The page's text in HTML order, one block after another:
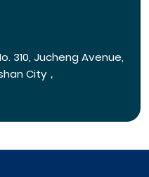
310, Jucheng Avenue,
City，